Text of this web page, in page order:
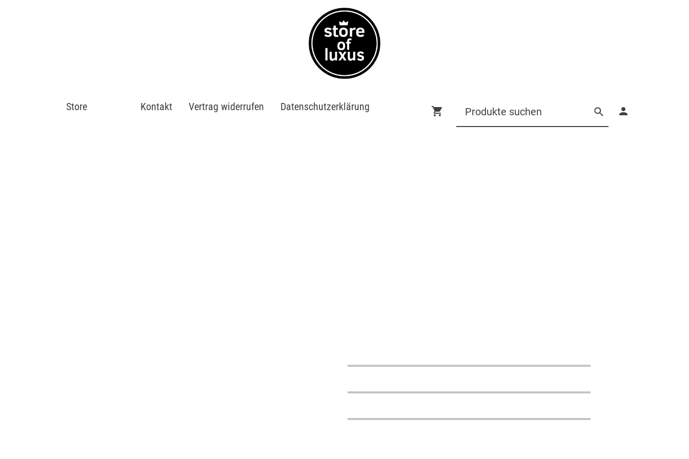
Store Kontakt Vertrag widerrufen Datenschutzerklärung